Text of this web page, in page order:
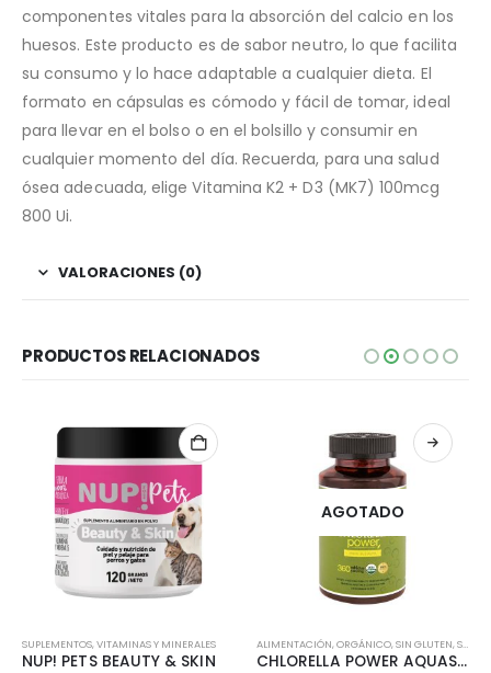
componentes vitales para la absorción del calcio en los
huesos. Este producto es de sabor neutro, lo que facilita
su consumo y lo hace adaptable a cualquier dieta. El
formato en cápsulas es cómodo y fácil de tomar, ideal
para llevar en el bolso o en el bolsillo y consumir en
cualquier momento del día. Recuerda, para una salud
ósea adecuada, elige Vitamina K2 + D3 (MK7) 100mcg
800 Ui.
VALORACIONES (0)
PRODUCTOS RELACIONADOS
SUPLEMENTOS,VITAMINAS Y MINERALES
NUP! PETS BEAUTY & SKIN
AGOTADO
ALIMENTACIÓN,ORGÁNICO,SIN GLUTEN,SIN LACTOSA
CHLORELLA POWER AQUASOLAR 360 CÁPSULAS / 500 MG